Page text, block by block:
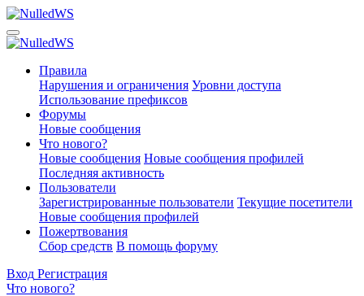
Правила
Нарушения и ограничения Уровни доступа
Использование префиксов
Форумы
Новые сообщения
Что нового?
Новые сообщения Новые сообщения профилей
Последняя активность
Пользователи
Зарегистрированные пользователи Текущие посетители
Новые сообщения профилей
Пожертвования
Сбор средств В помощь форуму
Вход Регистрация
Что нового?